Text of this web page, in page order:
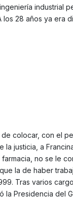
industrial
los 28 años ya era
colocar, con el
la justicia, a
farmacia, no se le
la de haber
Tras varios
la Presidencia del